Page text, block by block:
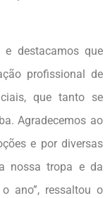
e destacamos que
profissional de
que tanto se
Agradecemos ao
e por diversas
nossa tropa e da
ano”, ressaltou o